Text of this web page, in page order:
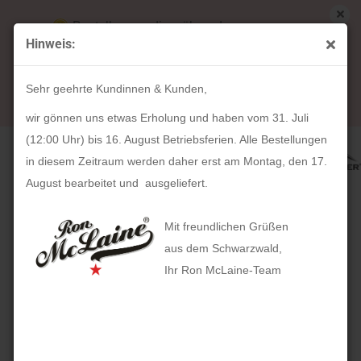
Hinweis:
Sehr geehrte Kundinnen & Kunden,
wir gönnen uns etwas Erholung und haben vom 31. Juli
(12:00 Uhr) bis 16. August Betriebsferien. Alle Bestellungen
in diesem Zeitraum werden daher erst am Montag, den 17.
August bearbeitet und ausgeliefert.
Mit freundlichen Grüßen
aus dem Schwarzwald,
Ihr Ron McLaine-Team
Bestellungen die während unserer
Betriebsferien (31. Juli ab 12:00 Uhr bis 16.
August) aufgegeben werden, werden ab Montag,
17. August bearbeitet und versendet.
« Erster « zurück weiter »
Letzter »
Artikel in dieser Kategorie
Geldbeutel ZASTER (brandy)